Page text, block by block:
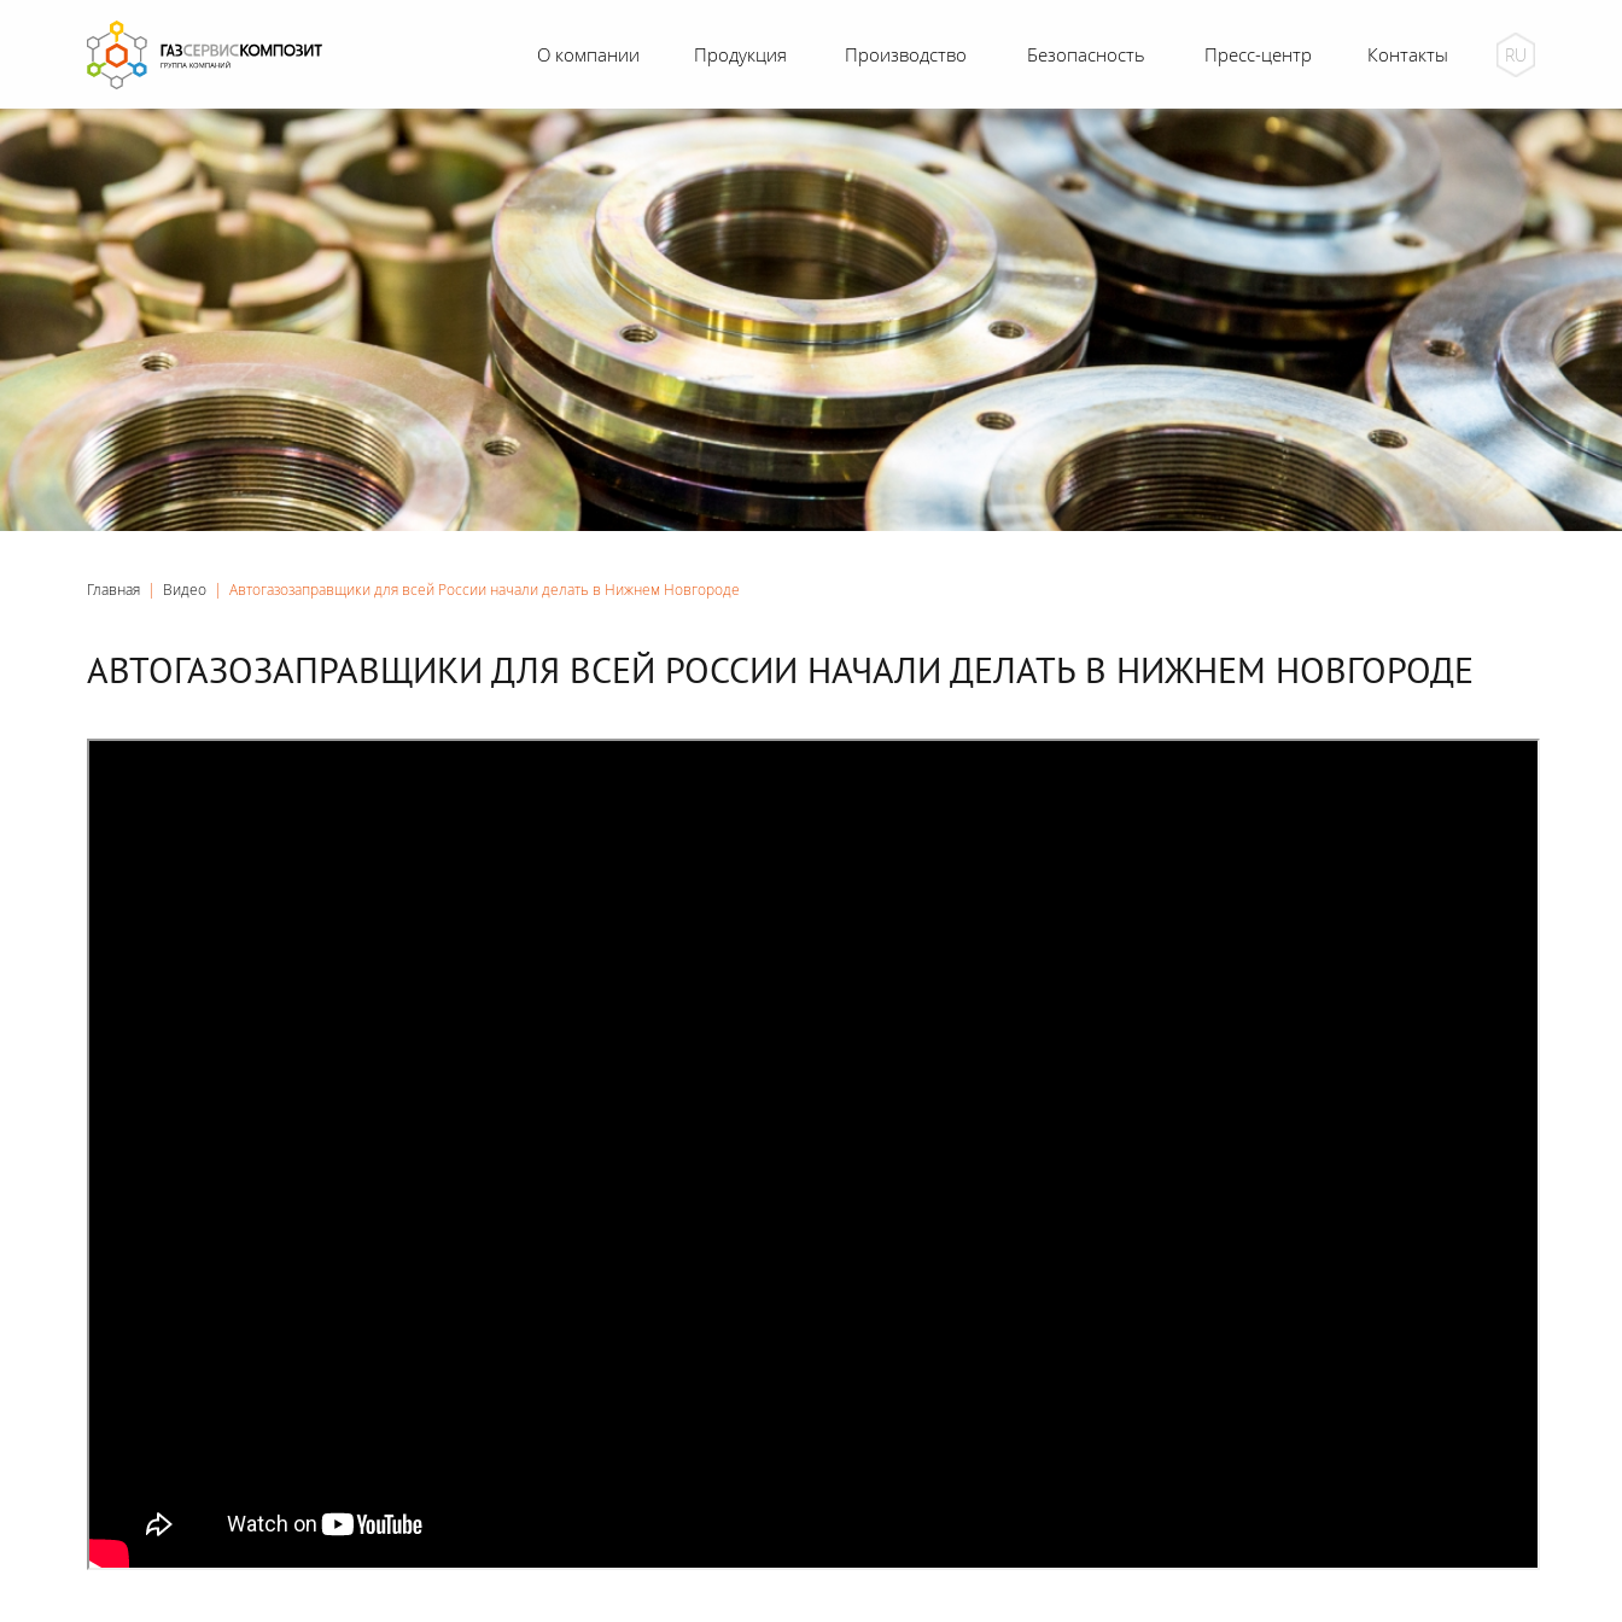
Главная | Видео | Автогазозаправщики для всей России начали делать в Нижнем Новгороде
АВТОГАЗОЗАПРАВЩИКИ ДЛЯ ВСЕЙ РОССИИ НАЧАЛИ ДЕЛАТЬ В НИЖНЕМ НОВГОРОДЕ
RU
О компании Продукция Производство Безопасность Пресс-центр Контакты